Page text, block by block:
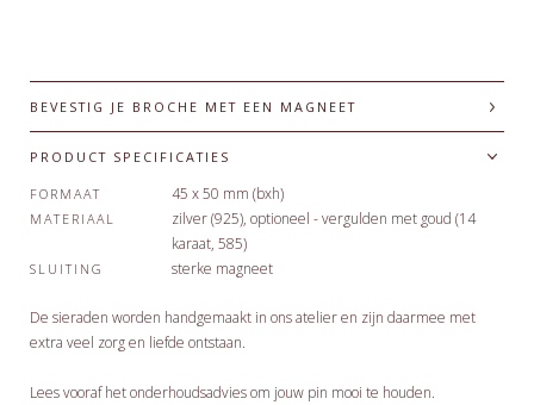
BEVESTIG JE BROCHE MET EEN MAGNEET
PRODUCT SPECIFICATIES
FORMAAT 45 x 50 mm (bxh)
MATERIAAL
zilver (925), optioneel - vergulden met goud (14
karaat, 585)
SLUITING sterke magneet
De sieraden worden handgemaakt in ons atelier en zijn daarmee met
extra veel zorg en liefde ontstaan.
Lees vooraf hetonderhoudsadviesom jouw pin mooi te houden.